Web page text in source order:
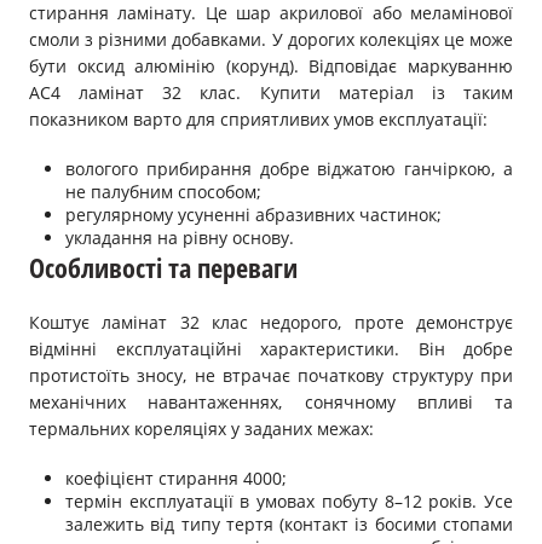
стирання ламінату. Це шар акрилової або меламінової
смоли з різними добавками. У дорогих колекціях це може
бути оксид алюмінію (корунд). Відповідає маркуванню
АС4 ламінат 32 клас. Купити матеріал із таким
показником варто для сприятливих умов експлуатації:
вологого прибирання добре віджатою ганчіркою, а
не палубним способом;
регулярному усуненні абразивних частинок;
укладання на рівну основу.
Особливості та переваги
Коштує ламінат 32 клас недорого, проте демонструє
відмінні експлуатаційні характеристики. Він добре
протистоїть зносу, не втрачає початкову структуру при
механічних навантаженнях, сонячному впливі та
термальних кореляціях у заданих межах:
коефіцієнт стирання 4000;
термін експлуатації в умовах побуту 8–12 років. Усе
залежить від типу тертя (контакт із босими стопами